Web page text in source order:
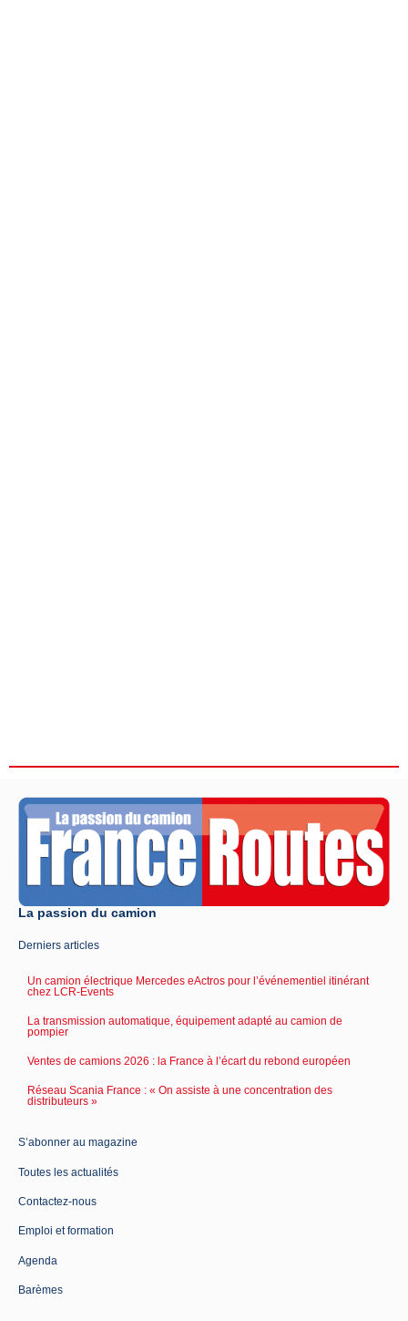
La passion du camion
Derniers articles
Un camion électrique Mercedes eActros pour l’événementiel itinérant
chez LCR-Events
La transmission automatique, équipement adapté au camion de
pompier
Ventes de camions 2026 : la France à l’écart du rebond européen
Réseau Scania France : « On assiste à une concentration des
distributeurs »
S’abonner au magazine
Toutes les actualités
Contactez-nous
Emploi et formation
Agenda
Barèmes